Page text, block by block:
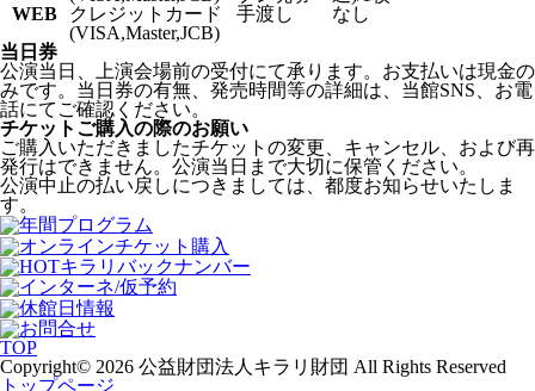
WEB
クレジットカード
(VISA,Master,JCB)
手渡し
なし
当日券
公演当日、上演会場前の受付にて承ります。お支払いは現金の
みです。当日券の有無、発売時間等の詳細は、当館SNS、お電
話にてご確認ください。
チケットご購入の際のお願い
ご購入いただきましたチケットの変更、キャンセル、および再
発行はできません。公演当日まで大切に保管ください。
公演中止の払い戻しにつきましては、都度お知らせいたしま
す。
TOP
Copyright© 2026 公益財団法人キラリ財団 All Rights Reserved
トップページ